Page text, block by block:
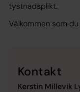
tystnadsplikt.
Välkommen som du
Kontakt
Kerstin Millevik